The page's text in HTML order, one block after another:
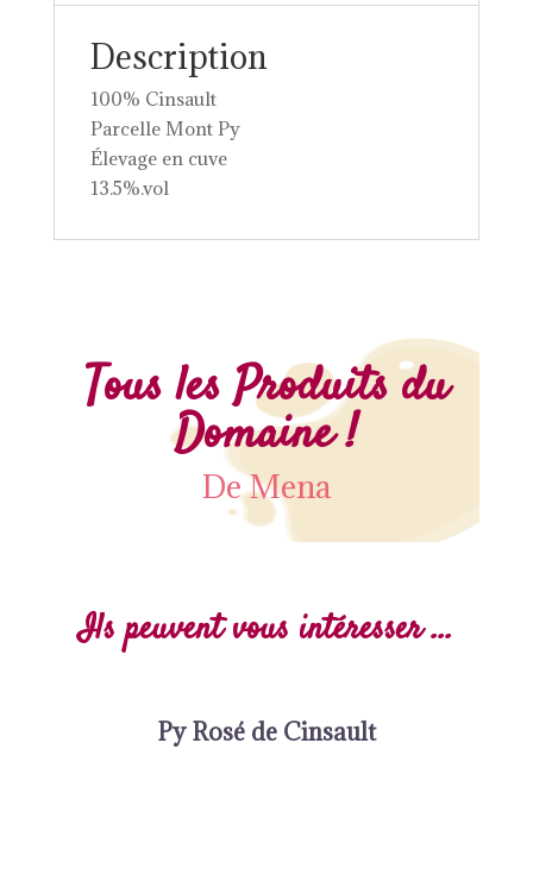
Description
100% Cinsault
Parcelle Mont Py
Élevage en cuve
13.5%.vol
Tous les Produits du
Domaine !
De Mena
Ils peuvent vous intéresser ...
Py Rosé de Cinsault